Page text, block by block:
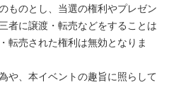
ものとし、当選の権利やプレゼン
者に譲渡・転売などをすることは
転売された権利は無効となりま
や、本イベントの趣旨に照らして